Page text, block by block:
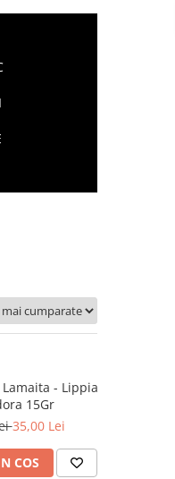
- Lippia
15Gr
35,00 Lei
COS